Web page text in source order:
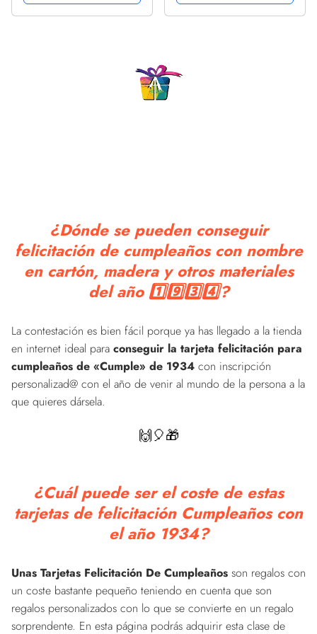
inglés, G02
¿Dónde se pueden conseguir
felicitación de cumpleaños con nombre
en cartón, madera y otros materiales
del año 1️⃣9️⃣3️⃣4️⃣?
La contestación es bien fácil porque ya has llegado a la tienda
en internet ideal para conseguir la tarjeta felicitación para
cumpleaños de «Cumple» de 1934 con inscripción
personalizad@ con el año de venir al mundo de la persona a la
que quieres dársela.
🙌🎈🎁
¿Cuál puede ser el coste de estas
tarjetas de felicitación Cumpleaños con
el año 1934?
Unas Tarjetas Felicitación De Cumpleaños son regalos con
un coste bastante pequeño teniendo en cuenta que son
regalos personalizados con lo que se convierte en un regalo
sorprendente. En esta página podrás adquirir esta clase de